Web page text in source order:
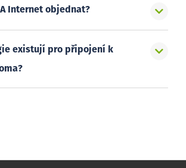
Internet objednat?
existují pro připojení k